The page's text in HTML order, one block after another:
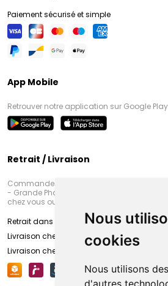
Nous
cookies
Nous utilisons
d'autres
Paiement sécurisé et simple
App Mobile
Retrouver notre application sur Google
Retrait / Livraison
Commandez en ligne et venez chercher
- Grande Pharmacie d’Amiens (Fachon)
chez vous ou en point retrait
Retrait dans la pharmacie d’Amiens
Livraison chez vous
Livraison chez votre commerçant